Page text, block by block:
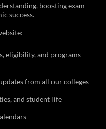
boosting exam
success.
eligibility, and programs
from all our colleges
and student life